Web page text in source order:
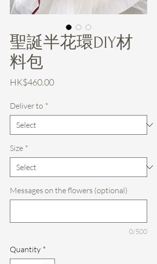
聖誕半花環DIY材
料包
HK$460.00Price
Deliver to *
Size *
Messages on the flowers (optional)
0/500
Quantity *